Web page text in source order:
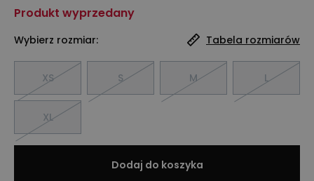
Produkt wyprzedany
Wybierz rozmiar: Tabela rozmiarów
XS S M L
XL
Dodaj do koszyka